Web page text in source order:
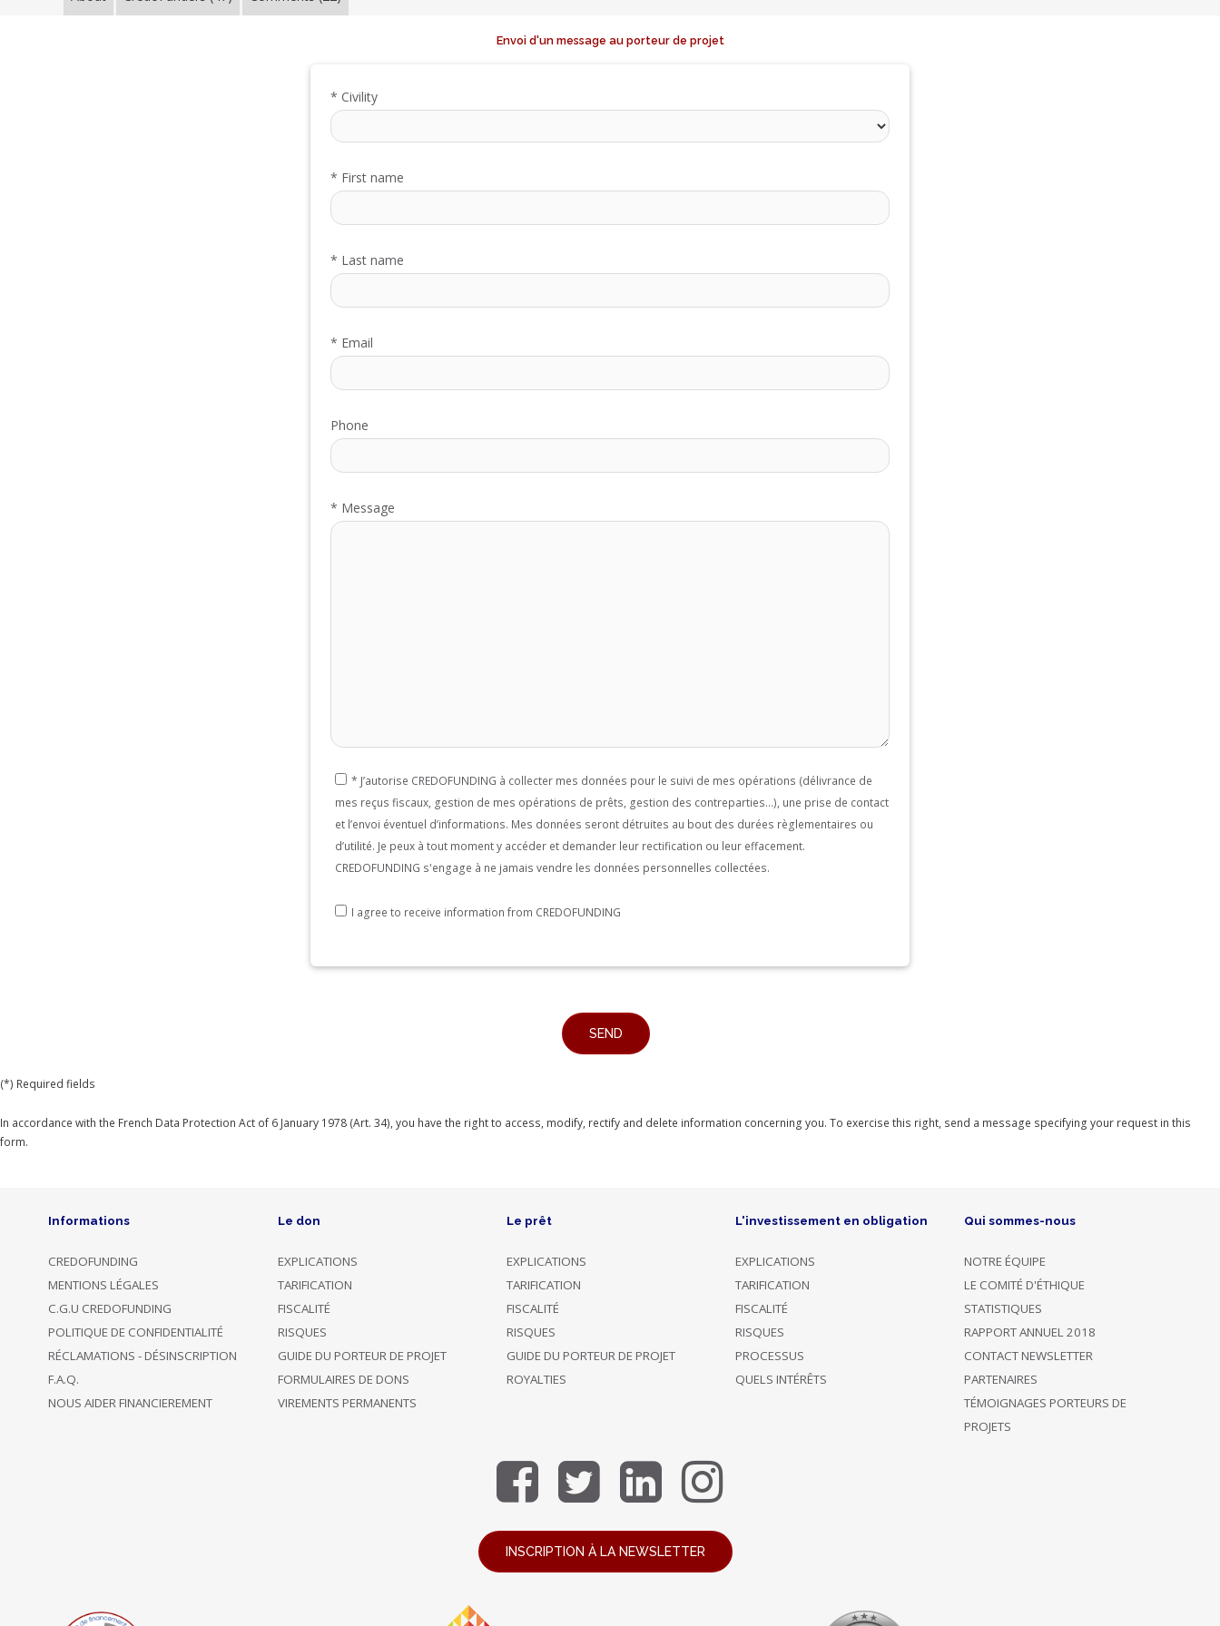
Envoi d'un message au porteur de projet
* Civility
* First name
* Last name
* Email
Phone
* Message
* J’autorise CREDOFUNDING à collecter mes données pour le suivi de mes opérations (délivrance de
mes reçus fiscaux, gestion de mes opérations de prêts, gestion des contreparties...), une prise de contact
et l’envoi éventuel d’informations. Mes données seront détruites au bout des durées règlementaires ou
d’utilité. Je peux à tout moment y accéder et demander leur rectification ou leur effacement.
CREDOFUNDING s'engage à ne jamais vendre les données personnelles collectées.
I agree to receive information from CREDOFUNDING
(*) Required fields
In accordance with the French Data Protection Act of 6 January 1978 (Art. 34), you have the right to access, modify, rectify and delete information concerning you. To exercise this right, send a message specifying your request in this
form.
Informations
CREDOFUNDING
MENTIONS LÉGALES
C.G.U CREDOFUNDING
POLITIQUE DE CONFIDENTIALITÉ
RÉCLAMATIONS - DÉSINSCRIPTION
F.A.Q.
NOUS AIDER FINANCIEREMENT
Le don
EXPLICATIONS
TARIFICATION
FISCALITÉ
RISQUES
GUIDE DU PORTEUR DE PROJET
FORMULAIRES DE DONS
VIREMENTS PERMANENTS
Le prêt
EXPLICATIONS
TARIFICATION
FISCALITÉ
RISQUES
GUIDE DU PORTEUR DE PROJET
ROYALTIES
L'investissement en obligation
EXPLICATIONS
TARIFICATION
FISCALITÉ
RISQUES
PROCESSUS
QUELS INTÉRÊTS
Qui sommes-nous
NOTRE ÉQUIPE
LE COMITÉ D'ÉTHIQUE
STATISTIQUES
RAPPORT ANNUEL 2018
CONTACT NEWSLETTER
PARTENAIRES
TÉMOIGNAGES PORTEURS DE
PROJETS
INSCRIPTION À LA NEWSLETTER